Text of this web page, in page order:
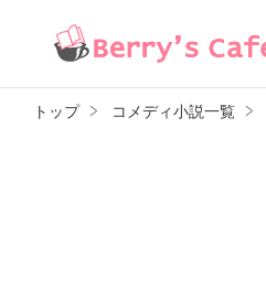
トップ コメディ小説一覧